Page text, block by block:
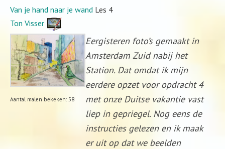
Van je hand naar je wand Les 4
Ton Visser
Aantal malen bekeken: 58
Eergisteren foto’s gemaakt in
Amsterdam Zuid nabij het
Station. Dat omdat ik mijn
eerdere opzet voor opdracht 4
met onze Duitse vakantie vast
liep in gepriegel. Nog eens de
instructies gelezen en ik maak
er uit op dat we beelden